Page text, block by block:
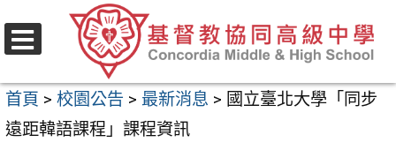
至
要
內
首頁 > 校園公告 > 最新消息 > 國立臺北大學「同步
遠距韓語課程」課程資訊
選
單